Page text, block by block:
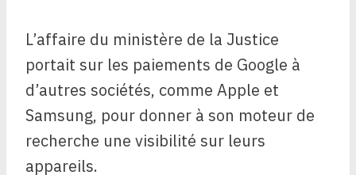
L’affaire du ministère de la Justice
portait sur les paiements de Google à
d’autres sociétés, comme Apple et
Samsung, pour donner à son moteur de
recherche une visibilité sur leurs
appareils.